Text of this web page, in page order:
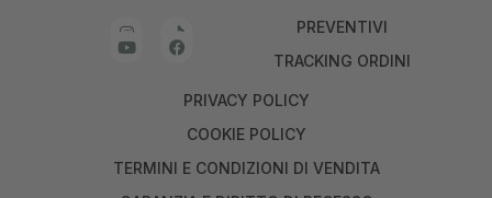
PREVENTIVI
TRACKING ORDINI
PRIVACY POLICY
COOKIE POLICY
TERMINI E CONDIZIONI DI VENDITA